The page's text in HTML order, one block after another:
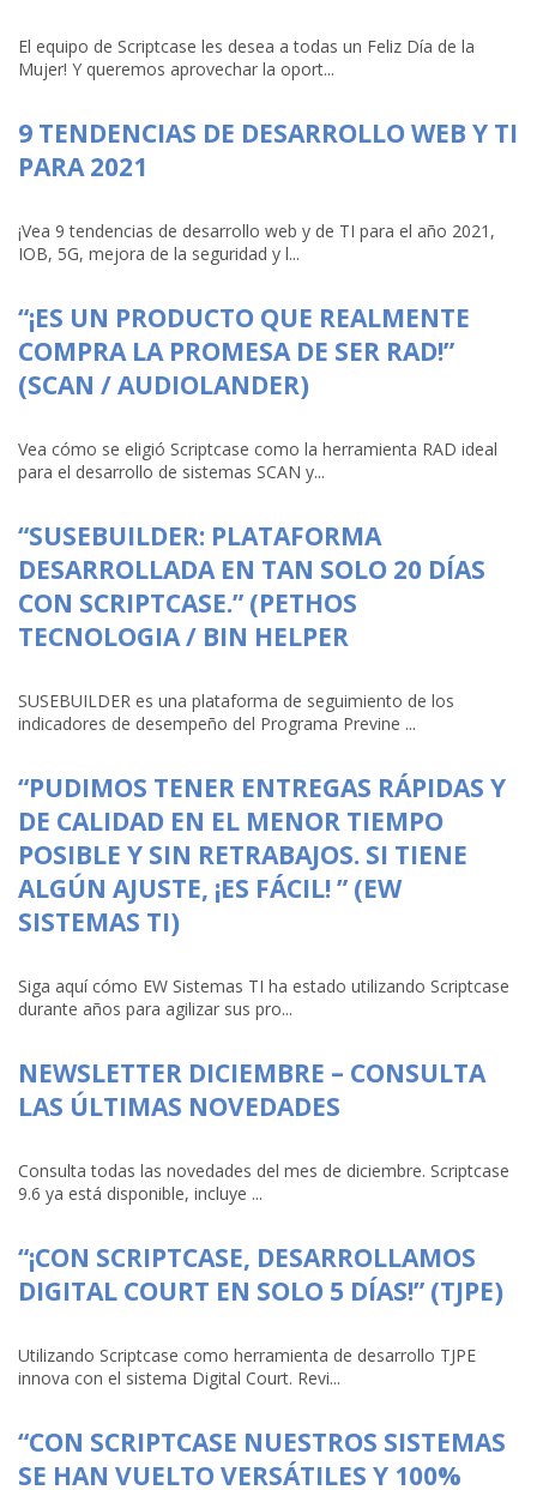
El equipo de Scriptcase les desea a todas un Feliz Día de la
Mujer! Y queremos aprovechar la oport...
9 TENDENCIAS DE DESARROLLO WEB Y TI
PARA 2021
¡Vea 9 tendencias de desarrollo web y de TI para el año 2021,
IOB, 5G, mejora de la seguridad y l...
“¡ES UN PRODUCTO QUE REALMENTE
COMPRA LA PROMESA DE SER RAD!”
(SCAN / AUDIOLANDER)
Vea cómo se eligió Scriptcase como la herramienta RAD ideal
para el desarrollo de sistemas SCAN y...
“SUSEBUILDER: PLATAFORMA
DESARROLLADA EN TAN SOLO 20 DÍAS
CON SCRIPTCASE.” (PETHOS
TECNOLOGIA / BIN HELPER
SUSEBUILDER es una plataforma de seguimiento de los
indicadores de desempeño del Programa Previne ...
“PUDIMOS TENER ENTREGAS RÁPIDAS Y
DE CALIDAD EN EL MENOR TIEMPO
POSIBLE Y SIN RETRABAJOS. SI TIENE
ALGÚN AJUSTE, ¡ES FÁCIL! ” (EW
SISTEMAS TI)
Siga aquí cómo EW Sistemas TI ha estado utilizando Scriptcase
durante años para agilizar sus pro...
NEWSLETTER DICIEMBRE – CONSULTA
LAS ÚLTIMAS NOVEDADES
Consulta todas las novedades del mes de diciembre. Scriptcase
9.6 ya está disponible, incluye ...
“¡CON SCRIPTCASE, DESARROLLAMOS
DIGITAL COURT EN SOLO 5 DÍAS!” (TJPE)
Utilizando Scriptcase como herramienta de desarrollo TJPE
innova con el sistema Digital Court. Revi...
“CON SCRIPTCASE NUESTROS SISTEMAS
SE HAN VUELTO VERSÁTILES Y 100%